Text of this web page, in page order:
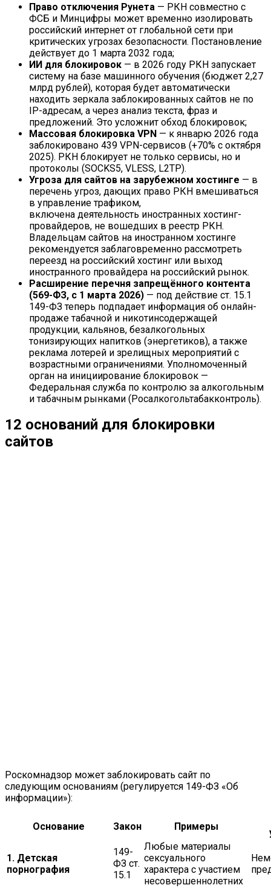
Право отключения Рунета — РКН совместно с
ФСБ и Минцифры может временно изолировать
российский интернет от глобальной сети при
критических угрозах безопасности. Постановление
действует до 1 марта 2032 года;
ИИ для блокировок — в 2026 году РКН запускает
систему на базе машинного обучения (бюджет 2,27
млрд рублей), которая будет автоматически
находить зеркала заблокированных сайтов не по
IP-адресам, а через анализ текста, фраз и
предложений. Это усложнит обход блокировок;
Массовая блокировка VPN — к январю 2026 года
заблокировано 439 VPN-сервисов (+70% с октября
2025). РКН блокирует не только сервисы, но и
протоколы (SOCKS5, VLESS, L2TP).
Угроза для сайтов на зарубежном хостинге — в
перечень угроз, дающих право РКН вмешиваться
в управление трафиком,
включена деятельность иностранных хостинг-
провайдеров, не вошедших в реестр РКН.
Владельцам сайтов на иностранном хостинге
рекомендуется заблаговременно рассмотреть
переезд на российский хостинг или выход
иностранного провайдера на российский рынок.
Расширение перечня запрещённого контента
(569-ФЗ, с 1 марта 2026) — под действие ст. 15.1
149-ФЗ теперь подпадает информация об онлайн-
продаже табачной и никотинсодержащей
продукции, кальянов, безалкогольных
тонизирующих напитков (энергетиков), а также
реклама лотерей и зрелищных мероприятий с
возрастными ограничениями. Уполномоченный
орган на инициирование блокировок —
Федеральная служба по контролю за алкогольным
и табачным рынками (Росалкогольтабакконтроль).
12 оснований для блокировки
сайтов
Роскомнадзор может заблокировать сайт по
следующим основаниям (регулируется 149-ФЗ «Об
информации»):
Основание Закон Примеры
1. Детская
порнография
149-
ФЗ ст.
15.1
Любые материалы
сексуального
характера с участием
несовершеннолетних